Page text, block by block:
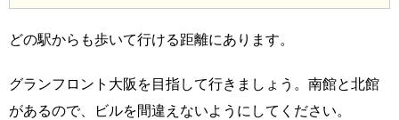
どの駅からも歩いて行ける距離にあります。
グランフロント大阪を目指して行きましょう。南館と北館
があるので、ビルを間違えないようにしてください。